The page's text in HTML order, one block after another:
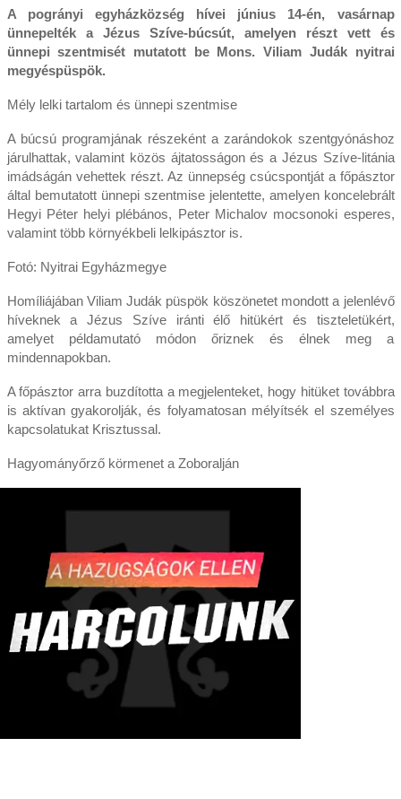
A pogrányi egyházközség hívei június 14-én, vasárnap
ünnepelték a Jézus Szíve-búcsút, amelyen részt vett és
ünnepi szentmisét mutatott be Mons. Viliam Judák nyitrai
megyéspüspök.
Mély lelki tartalom és ünnepi szentmise
A búcsú programjának részeként a zarándokok szentgyónáshoz
járulhattak, valamint közös ájtatosságon és a Jézus Szíve-litánia
imádságán vehettek részt. Az ünnepség csúcspontját a főpásztor
által bemutatott ünnepi szentmise jelentette, amelyen koncelebrált
Hegyi Péter helyi plébános, Peter Michalov mocsonoki esperes,
valamint több környékbeli lelkipásztor is.
Fotó: Nyitrai Egyházmegye
Homíliájában Viliam Judák püspök köszönetet mondott a jelenlévő
híveknek a Jézus Szíve iránti élő hitükért és tiszteletükért,
amelyet példamutató módon őriznek és élnek meg a
mindennapokban.
A főpásztor arra buzdította a megjelenteket, hogy hitüket továbbra
is aktívan gyakorolják, és folyamatosan mélyítsék el személyes
kapcsolatukat Krisztussal.
Hagyományőrző körmenet a Zoboralján